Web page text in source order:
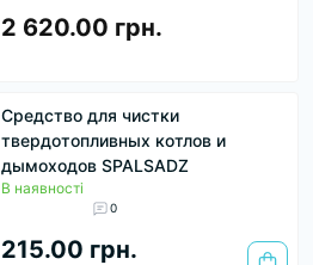
2 620.00 грн.
Средство для чистки
твердотопливных котлов и
дымоходов SPALSADZ
В наявності
0
215.00 грн.